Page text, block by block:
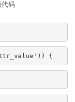
码
{